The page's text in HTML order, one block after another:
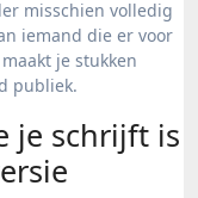
misschien volledig
iemand die er voor
je stukken
publiek.
je schrijft is